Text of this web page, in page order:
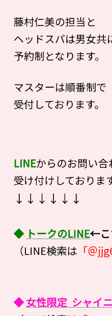
藤村仁美の担当と
ヘッドスパは男女共
予約制となります。
マスターは順番制で
受付しております。
LINEからのお問い合
受け付けしております
↓↓↓↓↓↓
◆ トークのLINE←こ
（LINE検索は 「＠
◆女性限定 シャイ